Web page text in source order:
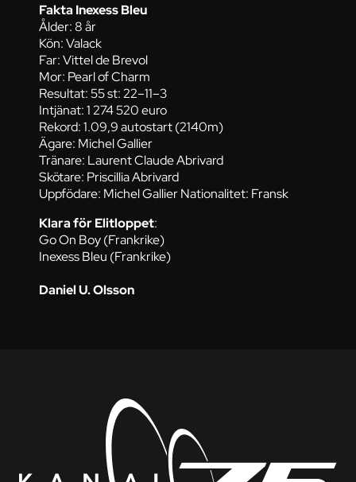
Fakta Inexess Bleu
Ålder: 8 år
Kön: Valack
Far: Vittel de Brevol
Mor: Pearl of Charm
Resultat: 55 st: 22–11–3
Intjänat: 1 274 520 euro
Rekord: 1.09,9 autostart (2140m)
Ägare: Michel Gallier
Tränare: Laurent Claude Abrivard
Skötare: Priscillia Abrivard
Uppfödare: Michel Gallier Nationalitet: Fransk
Klara för Elitloppet:
Go On Boy (Frankrike)
Inexess Bleu (Frankrike)
Daniel U. Olsson